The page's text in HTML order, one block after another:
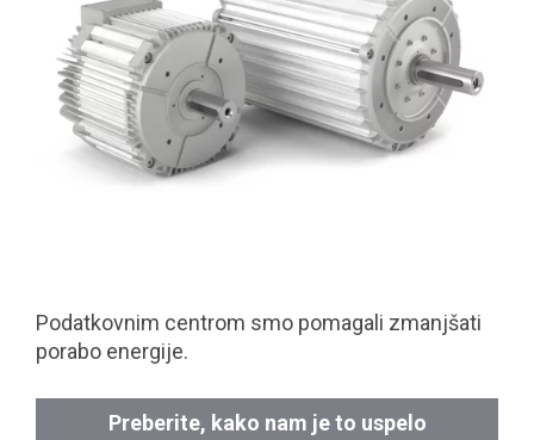
Podatkovnim centrom smo pomagali zmanjšati
porabo energije.
Preberite, kako nam je to uspelo